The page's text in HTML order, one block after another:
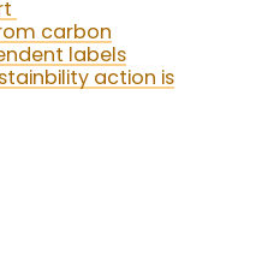
carbon
labels
action is